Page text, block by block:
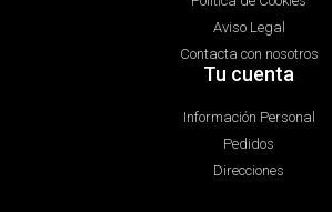
Aviso Legal
Contacta con nosotros
Tu cuenta
Información Personal
Pedidos
Direcciones